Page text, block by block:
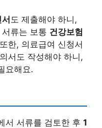
도 제출해야 하니,
류는 보통 건강보험
한, 의료급여 신청서
서도 작성해야 하니,
요해요.
서 서류를 검토한 후 1